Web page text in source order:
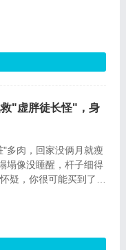
"虚胖徒长怪"，身
多肉，回家没俩月就瘦
塌像没睡醒，杆子细得
疑，你很可能买到了商